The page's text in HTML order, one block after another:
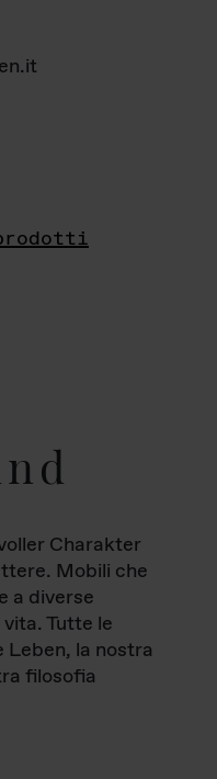
Charakter
Mobili che
a diverse
Tutte le
Leben, la nostra
filosofia